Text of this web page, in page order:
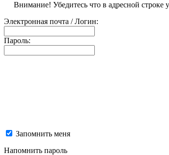
Внимание! Убедитесь что в адресной строке
Электронная почта / Логин:
Пароль:
Запомнить меня
Напомнить пароль